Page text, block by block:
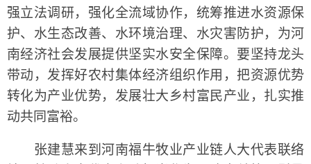
强立法调研，强化全流域协作，统筹推进水资源保
护、水生态改善、水环境治理、水灾害防护，为河
南经济社会发展提供坚实水安全保障。要坚持龙头
带动，发挥好农村集体经济组织作用，把资源优势
转化为产业优势，发展壮大乡村富民产业，扎实推
动共同富裕。
张建慧来到河南福牛牧业产业链人大代表联络